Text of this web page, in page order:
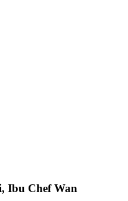
Ibu Chef Wan